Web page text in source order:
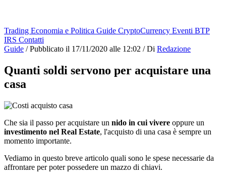
Trading Economia e Politica Guide CryptoCurrency Eventi BTP
IRS Contatti
Guide / Pubblicato il 17/11/2020 alle 12:02 / Di Redazione
Quanti soldi servono per acquistare una
casa
Che sia il passo per acquistare un nido in cui vivere oppure un
investimento nel Real Estate, l'acquisto di una casa è sempre un
momento importante.
Vediamo in questo breve articolo quali sono le spese necessarie da
affrontare per poter possedere un mazzo di chiavi.